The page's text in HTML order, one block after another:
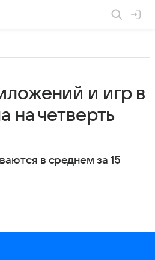
и игр в
на четверть
в среднем за 15